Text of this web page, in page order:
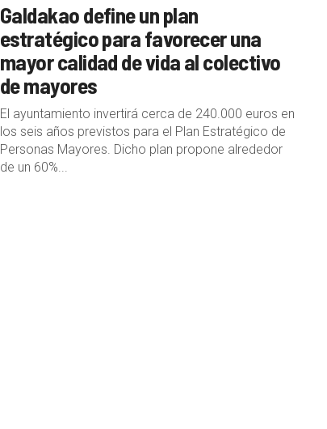
Galdakao define un plan
estratégico para favorecer una
mayor calidad de vida al colectivo
de mayores
El ayuntamiento invertirá cerca de 240.000 euros en
los seis años previstos para el Plan Estratégico de
Personas Mayores. Dicho plan propone alrededor
de un 60%...